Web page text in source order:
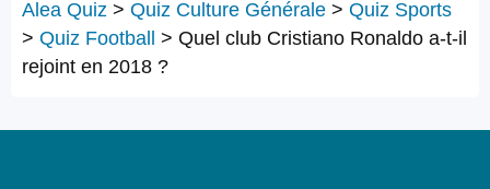
Alea Quiz > Quiz Culture Générale > Quiz Sports
> Quiz Football > Quel club Cristiano Ronaldo a-t-il
rejoint en 2018 ?